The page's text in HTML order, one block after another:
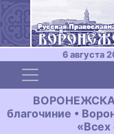
6 августа
Toggle
благочиние •
«Всех